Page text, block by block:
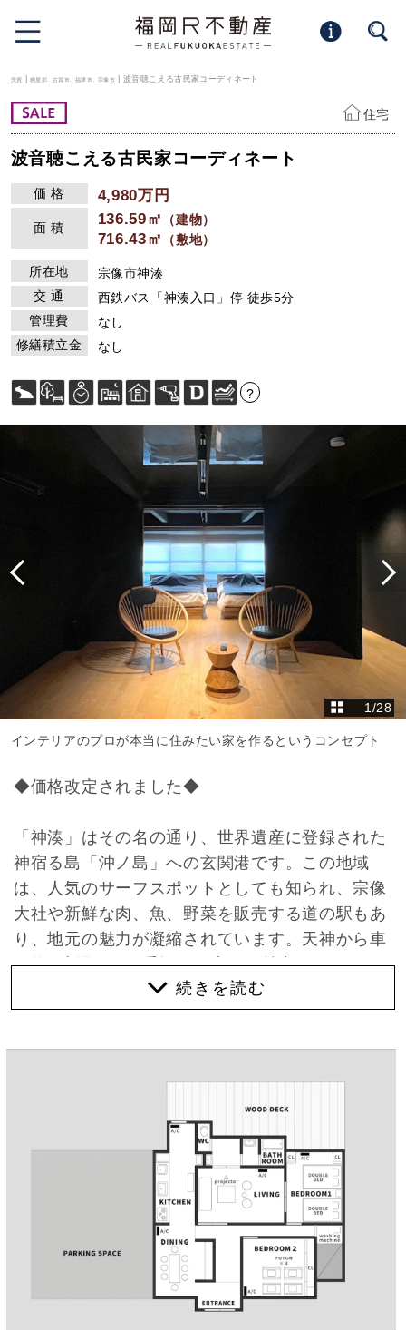
売買 |糟屋郡、古賀市、福津市、宗像市 | 波音聴こえる古民家コーディネート
住宅
波音聴こえる古民家コーディネート
価 格 4,980万円
面 積 136.59㎡ （建物）
716.43㎡ （敷地）
所在地
宗像市神湊
交 通
西鉄バス「神湊入口」停 徒歩5分
管理費
なし
修繕積立金
なし
?
1/28
インテリアのプロが本当に住みたい家を作るというコンセプト
◆価格改定されました◆
「神湊」はその名の通り、世界遺産に登録された
神宿る島「沖ノ島」への玄関港です。この地域
は、人気のサーフスポットとしても知られ、宗像
大社や新鮮な肉、魚、野菜を販売する道の駅もあ
り、地元の魅力が凝縮されています。天神から車
で約1時間という手軽さも大きな魅力です。
そんな場所に佇む明治時代に建てられた古民家。
の素晴らしい環境の中で今も生活できるという、
貴重なチャンスといえるでしょう。
それも、建物の横の小道を歩いてわずか1分。松
林を抜けると目の前に広がるのは美しい海。この
特別な場所にある古民家の窓を開ければ、耳に心
地よい波の音が広がり、日常の喧騒を忘れさせて